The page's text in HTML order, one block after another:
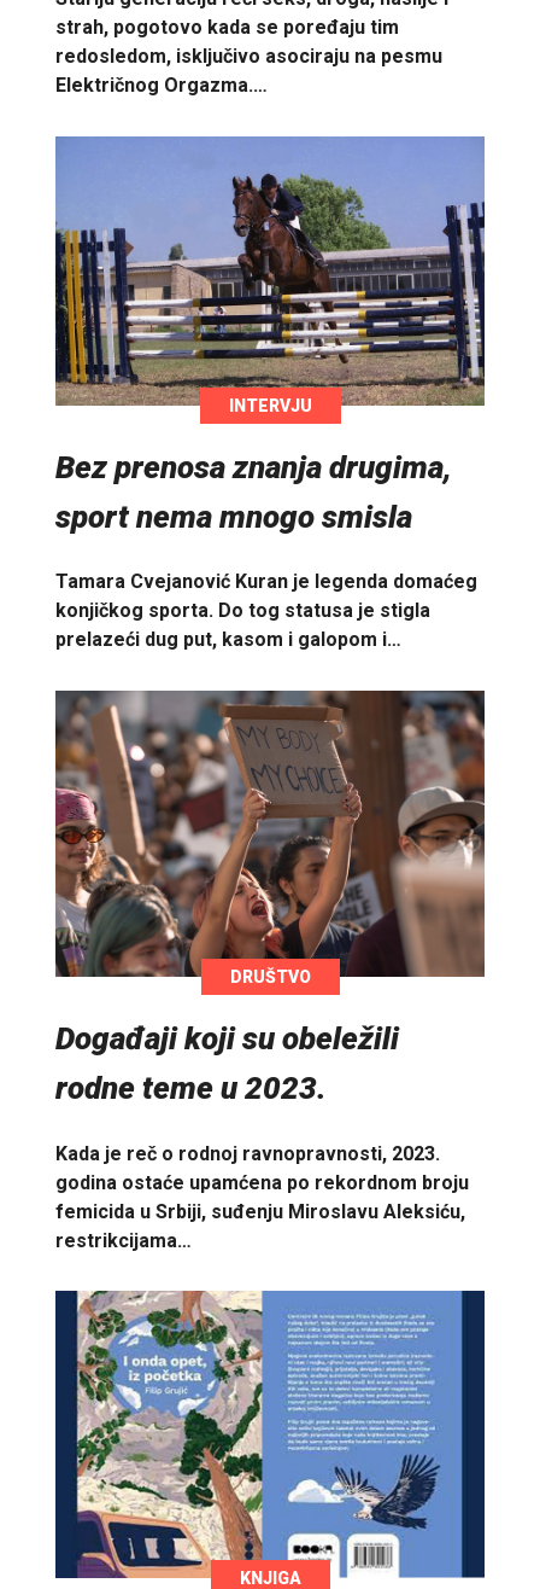
strah, pogotovo kada se poređaju tim
redosledom, isključivo asociraju na pesmu
Električnog Orgazma.…
INTERVJU
Bez prenosa znanja drugima,
sport nema mnogo smisla
Tamara Cvejanović Kuran je legenda domaćeg
konjičkog sporta. Do tog statusa je stigla
prelazeći dug put, kasom i galopom i…
DRUŠTVO
Događaji koji su obeležili
rodne teme u 2023.
Kada je reč o rodnoj ravnopravnosti, 2023.
godina ostaće upamćena po rekordnom broju
femicida u Srbiji, suđenju Miroslavu Aleksiću,
restrikcijama…
KNJIGA